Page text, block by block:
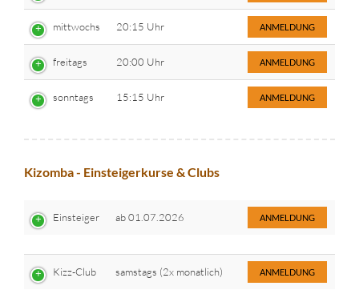
mittwochs 20:15 Uhr ANMELDUNG
freitags 20:00 Uhr ANMELDUNG
sonntags 15:15 Uhr ANMELDUNG
Kizomba - Einsteigerkurse & Clubs
Einsteiger ab 01.07.2026 ANMELDUNG
Kizz-Club samstags (2x monatlich) ANMELDUNG